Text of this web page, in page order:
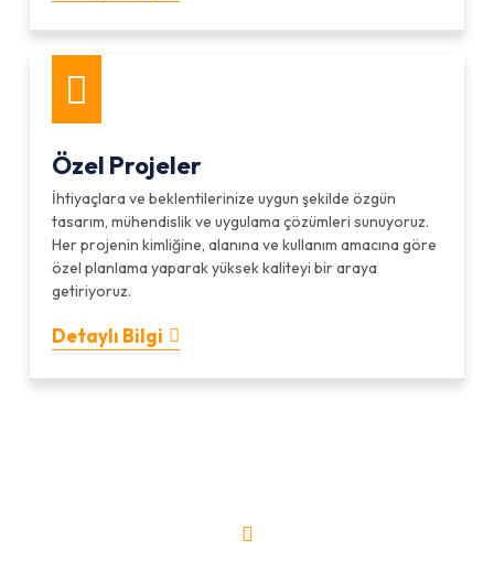
Özel Projeler
İhtiyaçlara ve beklentilerinize uygun şekilde özgün
tasarım, mühendislik ve uygulama çözümleri sunuyoruz.
Her projenin kimliğine, alanına ve kullanım amacına göre
özel planlama yaparak yüksek kaliteyi bir araya
getiriyoruz.
Detaylı Bilgi